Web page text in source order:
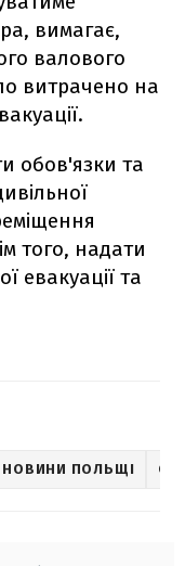
вимагає,
валового
витрачено на
обов'язки та
того, надати
евакуації та
НОВИНИ ПОЛЬЩІ